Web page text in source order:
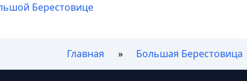
Берестовице
Главная Большая Берестовица